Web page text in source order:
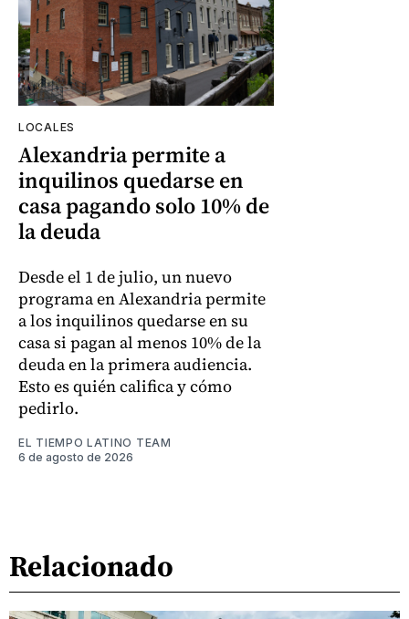
LOCALES
Alexandria permite a
inquilinos quedarse en
casa pagando solo 10% de
la deuda
Desde el 1 de julio, un nuevo
programa en Alexandria permite
a los inquilinos quedarse en su
casa si pagan al menos 10% de la
deuda en la primera audiencia.
Esto es quién califica y cómo
pedirlo.
EL TIEMPO LATINO TEAM
6 de agosto de 2026
Relacionado